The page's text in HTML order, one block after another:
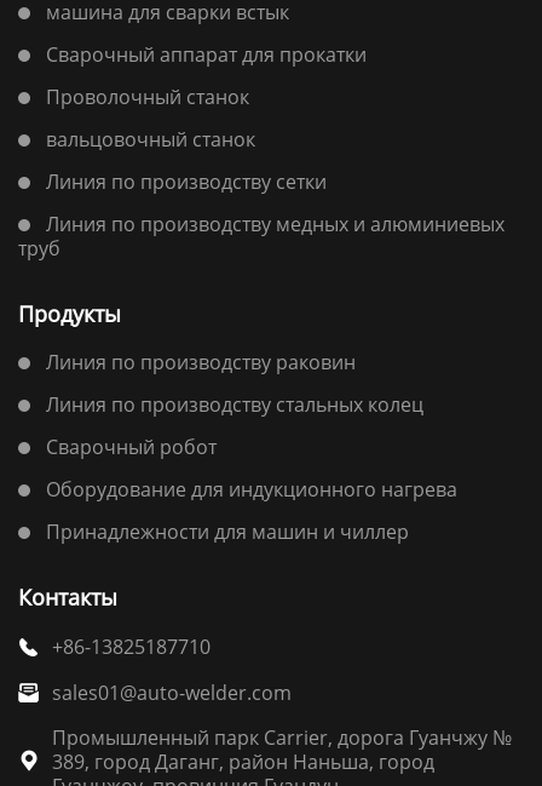
машина для сварки встык
Сварочный аппарат для прокатки
Проволочный станок
вальцовочный станок
Линия по производству сетки
Линия по производству медных и алюминиевых
труб
Продукты
Линия по производству раковин
Линия по производству стальных колец
Сварочный робот
Оборудование для индукционного нагрева
Принадлежности для машин и чиллер
Контакты
 +86-13825187710
 sales01@auto-welder.com

Промышленный парк Carrier, дорога Гуанчжу №
389, город Даганг, район Наньша, город